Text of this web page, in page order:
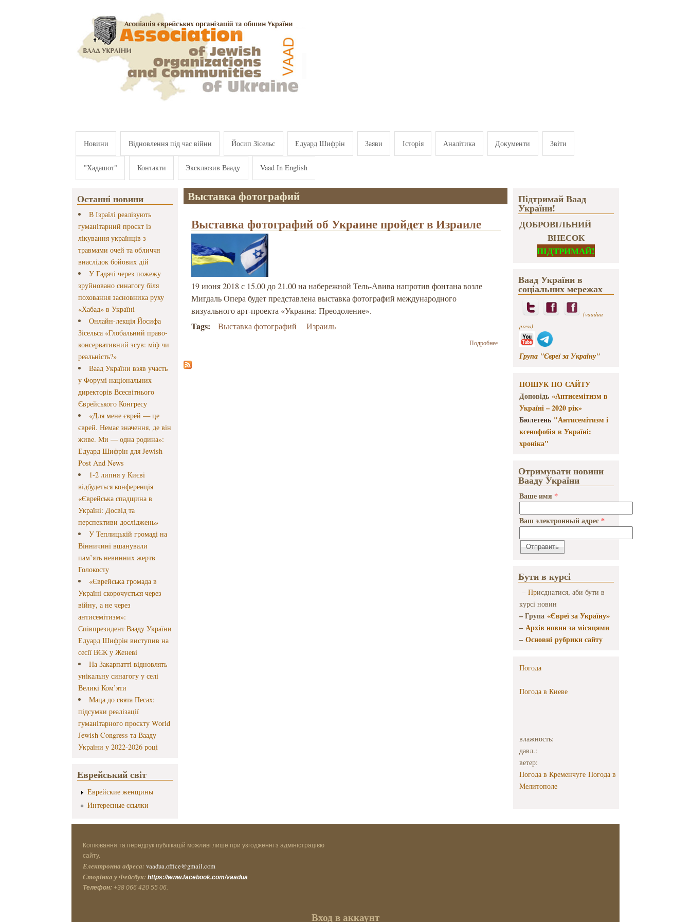
Новини Відновлення під час війни Йосип Зісельс Едуард Шифрін Заяви Історія Аналітика Документи Звіти
"Хадашот" Контакти Эксклюзив Вааду Vaad In English
Останні новини
В Ізраїлі реалізують
гуманітарний проєкт із
лікування українців з
травмами очей та обличчя
внаслідок бойових дій
У Гадячі через пожежу
зруйновано синагогу біля
поховання засновника руху
«Хабад» в Україні
Онлайн-лекція Йосифа
Зісельса «Глобальний право-
консервативний зсув: міф чи
реальність?»
Ваад України взяв участь
у Форумі національних
директорів Всесвітнього
Єврейського Конгресу
«Для мене єврей — це
єврей. Немає значення, де він
живе. Ми — одна родина»:
Едуард Шифрін для Jewish
Post And News
1-2 липня у Києві
відбудеться конференція
«Єврейська спадщина в
Україні: Досвід та
перспективи досліджень»
У Теплицькій громаді на
Вінничині вшанували
пам’ять невинних жертв
Голокосту
«Єврейська громада в
Україні скорочується через
війну, а не через
антисемітизм»:
Співпрезидент Вааду України
Едуард Шифрін виступив на
сесії ВЄК у Женеві
На Закарпатті відновлять
унікальну синагогу у селі
Великі Ком’яти
Маца до свята Песах:
підсумки реалізації
гуманітарного проєкту World
Jewish Congress та Вааду
України у 2022-2026 році
Еврейський світ
Еврейские женщины
Интересные ссылки
Выставка фотографий
Выставка фотографий об Украине пройдет в Израиле
19 июня 2018 с 15.00 до 21.00 на набережной Тель-Авива напротив фонтана возле
Мигдаль Опера будет представлена выставка фотографий международного
визуального арт-проекта «Украина: Преодоление».
Tags: Выставка фотографий Израиль
Подробнеео Выставка
об Украине
Підтримай Ваад
України!
ДОБРОВІЛЬНИЙ
ВНЕСОК
ПІДТРИМАЙ!
Ваад України в
соціальних мережах
(vaadua
press)
Група "Євреї за Україну"
ПОШУК ПО САЙТУ
Доповідь «Антисемітизм в
Україні – 2020 рік»
Бюлетень "Антисемітизм і
ксенофобія в Україні:
хроніка"
Отримувати новини
Вааду України
Ваше имя *
Ваш электронный адрес *
Бути в курсі
– Приєднатися, аби бути в
курсі новин
– Група «Євреї за Україну»
–Архів новин за місяцями
–Основні рубрики сайту
Погода
Погода в Киеве
влажность:
давл.:
ветер:
Погода в Кременчуге Погода в
Мелитополе
Копіювання та передрук публікацій можливі лише при узгодженні з адміністрацією
сайту.
Електронна адреса: vaadua.office@gmail.com
Сторінка у Фейсбук: https://www.facebook.com/vaadua
Телефон: +38 066 420 55 06.
Вход в аккаунт